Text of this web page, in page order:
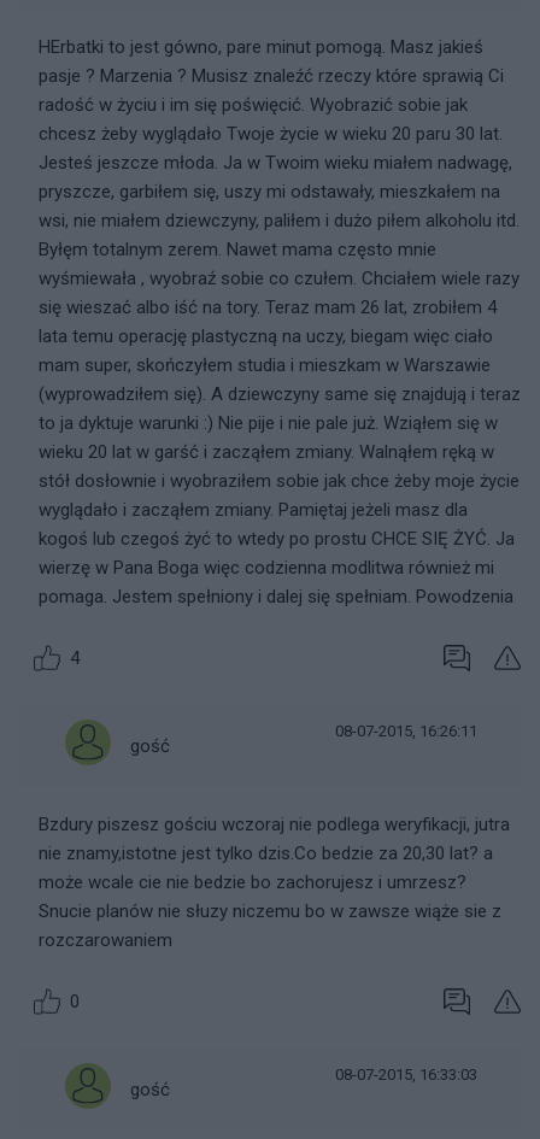
HErbatki to jest gówno, pare minut pomogą. Masz jakieś
pasje ? Marzenia ? Musisz znaleźć rzeczy które sprawią Ci
radość w życiu i im się poświęcić. Wyobrazić sobie jak
chcesz żeby wyglądało Twoje życie w wieku 20 paru 30 lat.
Jesteś jeszcze młoda. Ja w Twoim wieku miałem nadwagę,
pryszcze, garbiłem się, uszy mi odstawały, mieszkałem na
wsi, nie miałem dziewczyny, paliłem i dużo piłem alkoholu itd.
Byłęm totalnym zerem. Nawet mama często mnie
wyśmiewała , wyobraź sobie co czułem. Chciałem wiele razy
się wieszać albo iść na tory. Teraz mam 26 lat, zrobiłem 4
lata temu operację plastyczną na uczy, biegam więc ciało
mam super, skończyłem studia i mieszkam w Warszawie
(wyprowadziłem się). A dziewczyny same się znajdują i teraz
to ja dyktuje warunki :) Nie pije i nie pale już. Wziąłem się w
wieku 20 lat w garść i zacząłem zmiany. Walnąłem ręką w
stół dosłownie i wyobraziłem sobie jak chce żeby moje życie
wyglądało i zacząłem zmiany. Pamiętaj jeżeli masz dla
kogoś lub czegoś żyć to wtedy po prostu CHCE SIĘ ŻYĆ. Ja
wierzę w Pana Boga więc codzienna modlitwa również mi
pomaga. Jestem spełniony i dalej się spełniam. Powodzenia
4
gość
08-07-2015, 16:26:11
Bzdury piszesz gościu wczoraj nie podlega weryfikacji, jutra
nie znamy,istotne jest tylko dzis.Co bedzie za 20,30 lat? a
może wcale cie nie bedzie bo zachorujesz i umrzesz?
Snucie planów nie słuzy niczemu bo w zawsze wiąże sie z
rozczarowaniem
0
gość
08-07-2015, 16:33:03